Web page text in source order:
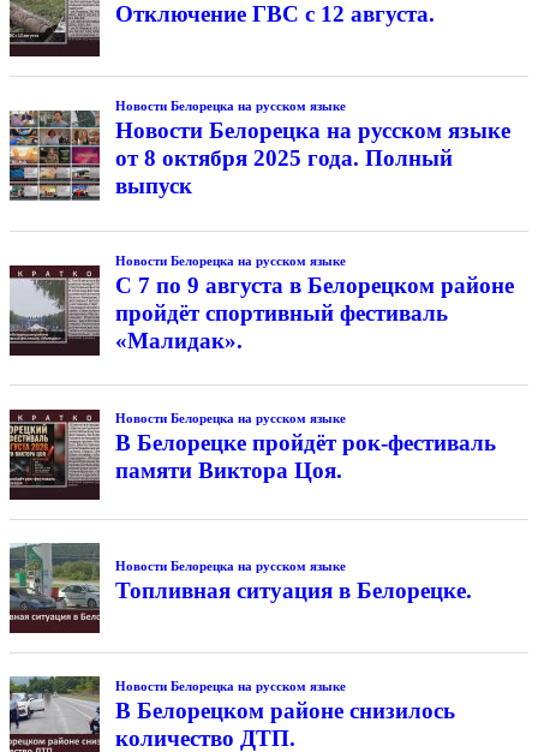
Отключение ГВС с 12 августа.
Новости Белорецка на русском языке
Новости Белорецка на русском языке
от 8 октября 2025 года. Полный
выпуск
Новости Белорецка на русском языке
С 7 по 9 августа в Белорецком районе
пройдёт спортивный фестиваль
«Малидак».
Новости Белорецка на русском языке
В Белорецке пройдёт рок-фестиваль
памяти Виктора Цоя.
Новости Белорецка на русском языке
Топливная ситуация в Белорецке.
Новости Белорецка на русском языке
В Белорецком районе снизилось
количество ДТП.